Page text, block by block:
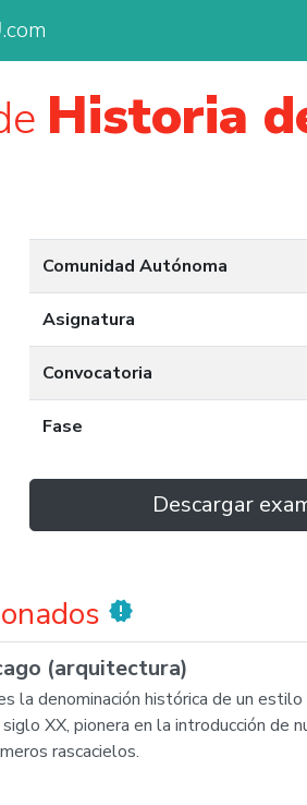
.com
Historia
Comunidad Autónoma
Asignatura
Convocatoria
Fase
Descargar
new_releases
(arquitectura)
la denominación histórica de un
XX, pionera en la introducción de
rascacielos.